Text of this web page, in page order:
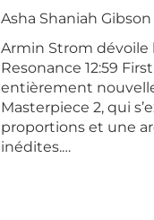
Asha Shaniah Gibson
Armin Strom dévoile
Resonance 12:59
entièrement
Masterpiece 2, qui
proportions et une
inédites.…